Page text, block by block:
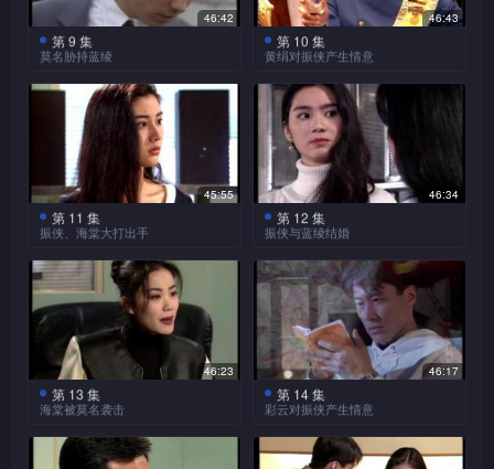
荣耀举行慈善钻石拍卖，
艳，黄绢却冷若冰霜。
良辰，美景欲偷钻石，被
振侠撞破，二人不忿，转而偷
走黄绢之颈链，发现地图，时
朱铜追至，二人将地图丢进振
侠的衫袋中。
但一言不合，二人终不欢而
散。
黄匡恢复记忆，知朱铜正
调查他，欲逃走，但终被捉
回，朱铜盘问他，他坚拒回
答。
神秘人放了杨飞，再精神
控制黄绢，命她尽快捉回黄
飞之遭遇相同，劝黄匡合作说
出真相。黄匡三思后，正欲向
原振侠明言一切时，黄绢突
黄匡出院，黄匡大惊，振侠亦
拒绝，但黄绢有充份证据证明
与匡之关系，振侠终无奈让黄
绢带走黄匡。
合，蓝绫拒绝，金石不死心，
且发现绫、侠亲热状，更为妒
忌，决要抢回蓝绫。
金石故意让振侠发现蓝绫
是他的心头爱，令他让爱，振
侠果然因此而矛盾不已。
彩。良、美逃走时发生意外，
振侠救二人脱险，良、美对振
侠感激，说出藏宝图一事，振
侠才找到藏宝图。良、美欲拜
振侠为师，振侠拒绝，二女跪
在原家外，欲以真诚打动振
莫名现身，欲抢走地图，
振侠惊愕，终被黄绢趁机抢走
地图。
荣耀招待各人观星，振侠
与黄绢均是座上客，二人针锋
相对，振侠从星象中领悟出地
图之奥秘，立即往寻，果然找
到殒石，但莫名与黄绢绑走蓝
绫与云彩，逼振侠就范，将他
们困于一货柜箱内，而黄绢亦
因走避不及，同被囚于箱内。
振侠与蓝绫面对死亡，终冲破
心中枷锁，互表爱意。
振侠发现金石以病人作其
大怒并斥责金石，金石假装悔
过，求振侠守秘密，振侠答
允。
朱铜跟踪黄绢，反被莫名
捉住，教训他一顿，朱铜甚为
不忿。
良、美发现黄匡下落，通
知振侠，振侠赶至时，黄匡已
神智昏迷，振侠在丁医长同意
下，将黄匡秘密送入医院，联
同方进一起诊治，方进替黄匡
作脑扫描时，发生意外。
原来方进根本已替黄匡照
脑，发现黄匡之脑细胞竟已失
去一半。方进为要扬名，将此
竟，方进向金石告知一切，问
他借复苏药向黄匡注射。
黄匡被注射复苏药，但因
药力过猛，心藏未能负荷，衰
竭而死。振侠发现方进曾为黄
匡注射复苏药，大怒向他质
问，方进否认。金石则趁机将
黄匡之脑部X光底片据为己
有。
方进不忿金石所作所为，
约振侠见面，欲告知真相，但
他旋即被莫名杀死，振侠反被
警方怀疑是杀人凶手。黄绢本
是振侠不在现场的证人，但黄
绢却拒绝为振侠作证。
黄绢翻看与黄匡之合照，
触动到心内感情，终决定振侠
黄绢再受控制，至现场将
黄匡尸体的头部割去，刚巧金
莫名袭击，振侠仗义相救，让
莫名与黄绢逃去。
振侠至绢家，痛斥黄绢，
黄绢莫明其妙，其后发现自己
原来真的曾到坟场掘尸，大感
痛苦。
黄绢往找振侠求助，表示
自己对往事失去记忆，振侠决
助黄绢回复记忆，黄绢在振侠
帮忙下，找回点滴记忆，但仍
未能全部记清楚。
黄绢与振侠相处日久，竟
对他产生情意。
46:42
第 9 集
莫名胁持蓝绫
黄绢情不自禁地轻吻了振
侠，在他衫领上留下唇印，蓝
绫发现，心中不是味儿，用扑
克牌占卦，发现振侠一生中会
有两个女人，而她自己则不得
善终，蓝绫甚感不安。
振侠等苦苦追查，终找到
莫名捉住，交予朱铜，朱铜向
莫名审问，莫名不发一言。
莫名伺机逃走，侠、铜等
追捕，莫名胁持蓝绫，振侠不
顾蓝绫安全，仍袭击莫名，莫
名不敌，自斩一手逃脱。蓝绫
为此事而不快，振侠向她道
歉，蓝绫才释怀。
46:43
第 10 集
黄绢对振侠产生情意
荣耀举行化妆舞会，席间
介绍旭日予各人认识，振侠与
旭日重遇，畅谈一番，旭日在
振侠开解下，人也变得开朗。
黄绢亦盛装出席，乍见振侠与
蓝绫，故意装出冷淡，振侠却
对她流露关怀之情，蓝绫睹
状，心中甚感不是味儿，振侠
愕然不知，云彩在旁提醒，振
侠才得知蓝绫心事，向她道
歉，蓝绫才释然。
黄绢禁不住情意，再往找
是没可能发展感情，黄绢神
伤。
黄绢受控制，主动接近旭
日，旭日请黄绢、振侠及蓝
绫，席间黄绢在洗手间做手
脚，令到莫名稍后能潜进，将
旭日捉走。
45:55
第 11 集
振侠、海棠大打出手
海棠掳走黄绢，严刑拷问
她旭日之下落，振侠及时赶
至，救走黄绢，与海棠大打出
手，二人同时堕崖，海棠受
伤，振侠救她脱险，海棠对振
侠产生倾慕之情。
振侠向海棠说出怀疑黄绢
观察黄绢。
46:34
第 12 集
振侠与蓝绫结婚
金石暗杀振侠，振侠大难
不死，人受轻伤，海棠担忧不
已。
水莲、秋菊等发现海棠对
振侠的情意，对她厉言责备一
番，海棠唯收拾情意，专心寻
46:23
第 13 集
海棠被莫名袭击
蓝绫突袭振侠，振侠受轻
伤，将蓝绫打晕才脱险。
46:17
第 14 集
彩云对振侠产生情意
振侠对蓝绫未能忘情，痴
痴思念，云彩睹状，大为感